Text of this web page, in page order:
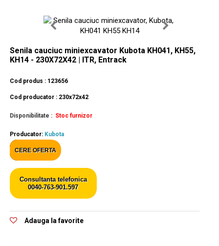
Senila cauciuc miniexcavator Kubota KH041, KH55,
KH14 - 230X72X42 | ITR, Entrack
Cod produs : 123656
Cod producator : 230x72x42
Disponibilitate : Stoc furnizor
Producator: Kubota
CERE OFERTA
Consultanta telefonica
0040-763-901.597
Adauga la favorite